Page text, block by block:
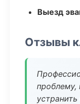
Выезд
Отзывы
проблему,